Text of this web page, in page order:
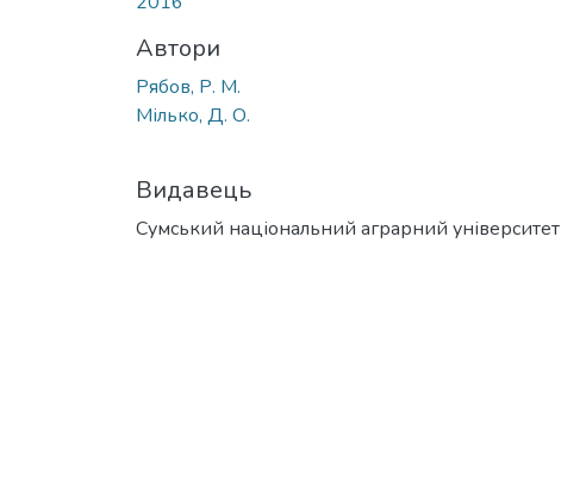
Автори
Рябов, Р. М.
Мілько, Д. О.
Видавець
Сумський національний аграрний університет